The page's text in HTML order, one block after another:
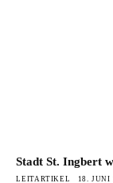
Stadt St. Ingbert
LEITARTIKEL 18. JUNI